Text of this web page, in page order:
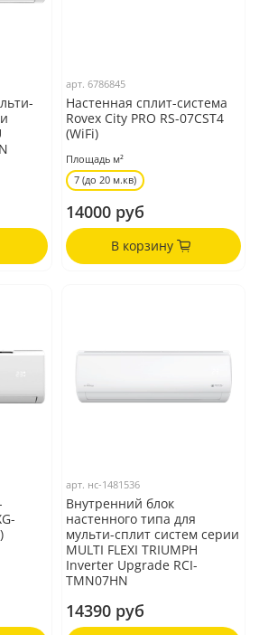
арт.6786845
Настенная сплит-система
Rovex City PRO RS-07CST4
(WiFi)
Площадь м²
7 (до 20 м.кв)
14000 руб
В корзину
арт. нс-1481536
Внутренний блок
настенного типа для
мульти-сплит систем серии
MULTI FLEXI TRIUMPH
Inverter Upgrade RCI-
TMN07HN
14390 руб